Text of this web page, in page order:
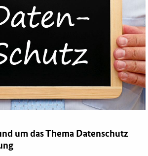
um das Thema Datenschutz